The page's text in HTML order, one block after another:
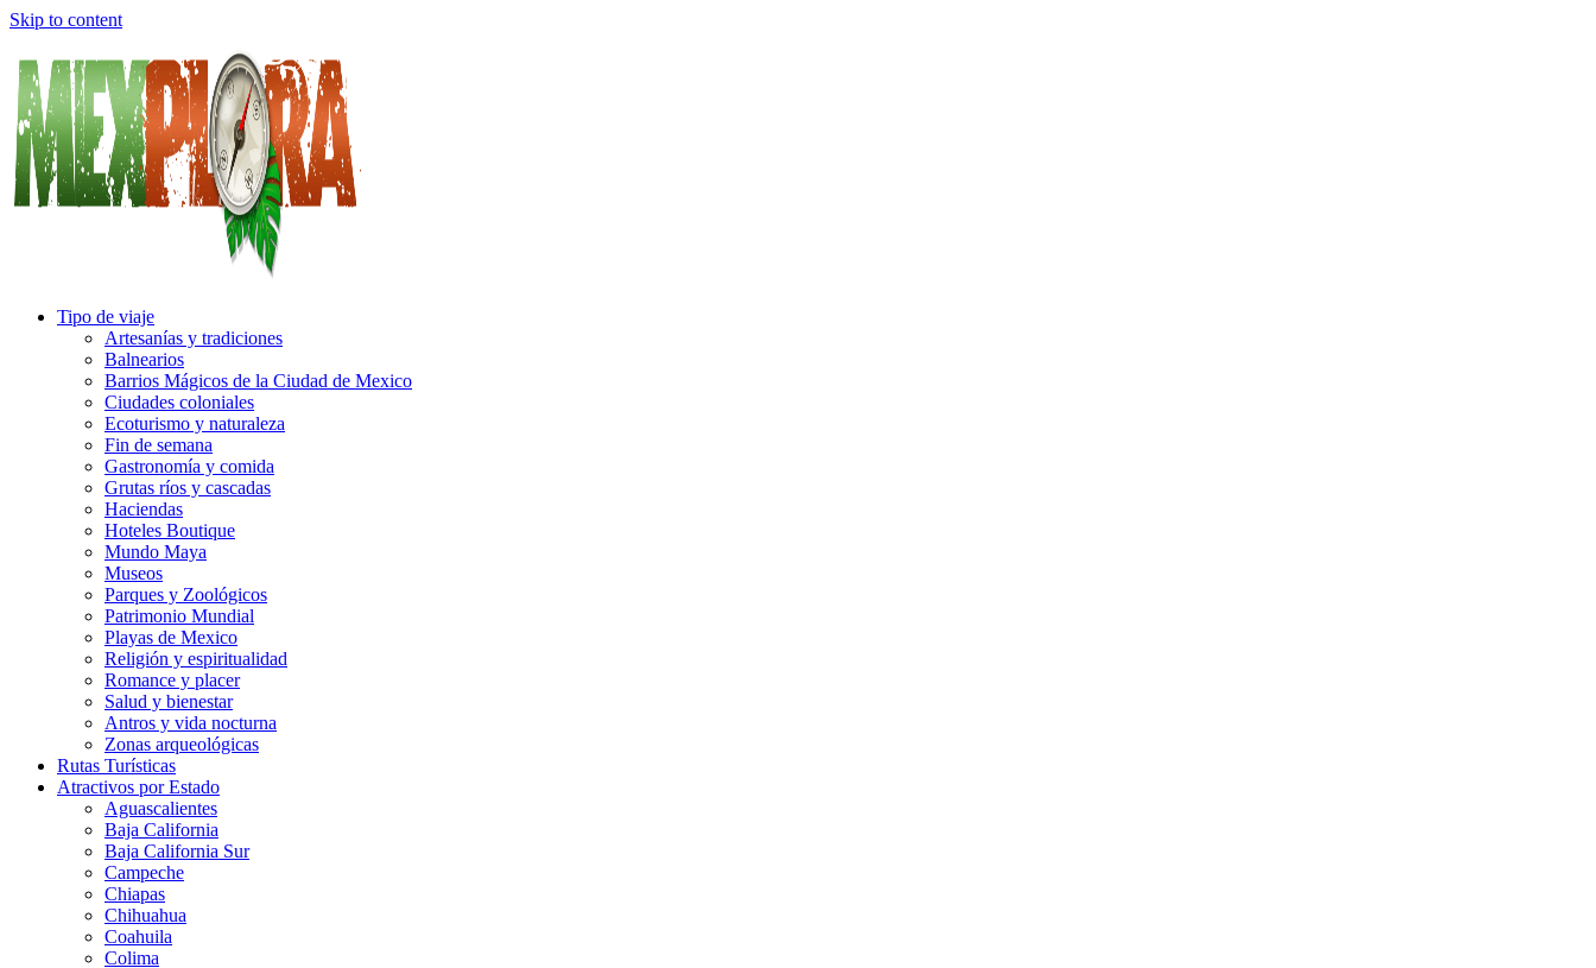
Skip to content
Tipo de viaje
Artesanías y tradiciones
Balnearios
Barrios Mágicos de la Ciudad de Mexico
Ciudades coloniales
Ecoturismo y naturaleza
Fin de semana
Gastronomía y comida
Grutas ríos y cascadas
Haciendas
Hoteles Boutique
Mundo Maya
Museos
Parques y Zoológicos
Patrimonio Mundial
Playas de Mexico
Religión y espiritualidad
Romance y placer
Salud y bienestar
Antros y vida nocturna
Zonas arqueológicas
Rutas Turísticas
Atractivos por Estado
Aguascalientes
Baja California
Baja California Sur
Campeche
Chiapas
Chihuahua
Coahuila
Colima